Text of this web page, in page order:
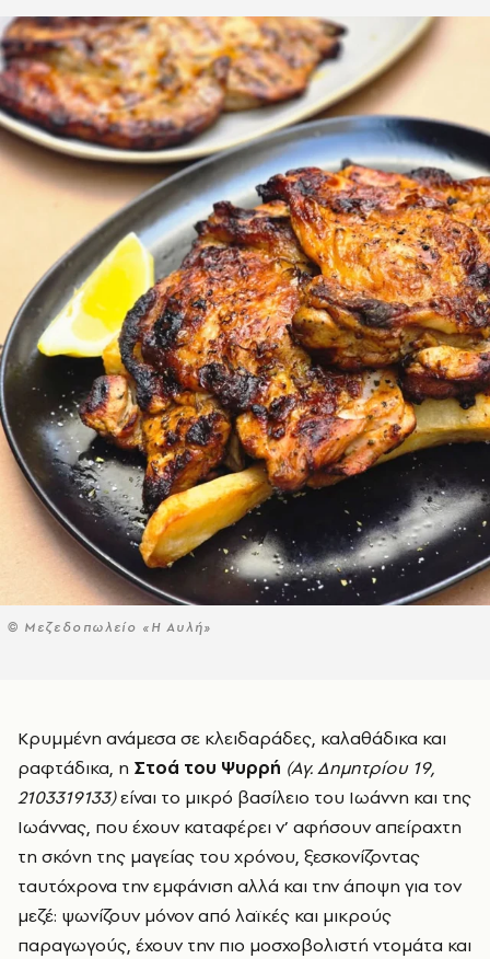
© Μεζεδοπωλείο «Η Αυλή»
Κρυμμένη ανάμεσα σε κλειδαράδες, καλαθάδικα και
ραφτάδικα, η Στοά του Ψυρρή (Αγ. Δημητρίου 19,
2103319133)είναι το μικρό βασίλειο του Ιωάννη και της
Ιωάννας, που έχουν καταφέρει ν’ αφήσουν απείραχτη
τη σκόνη της μαγείας του χρόνου, ξεσκονίζοντας
ταυτόχρονα την εμφάνιση αλλά και την άποψη για τον
μεζέ: ψωνίζουν μόνον από λαϊκές και μικρούς
παραγωγούς, έχουν την πιο μοσχοβολιστή ντομάτα και